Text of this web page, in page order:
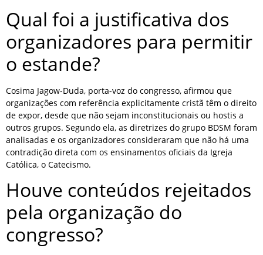
Qual foi a justificativa dos
organizadores para permitir
o estande?
Cosima Jagow-Duda, porta-voz do congresso, afirmou que
organizações com referência explicitamente cristã têm o direito
de expor, desde que não sejam inconstitucionais ou hostis a
outros grupos. Segundo ela, as diretrizes do grupo BDSM foram
analisadas e os organizadores consideraram que não há uma
contradição direta com os ensinamentos oficiais da Igreja
Católica, o Catecismo.
Houve conteúdos rejeitados
pela organização do
congresso?